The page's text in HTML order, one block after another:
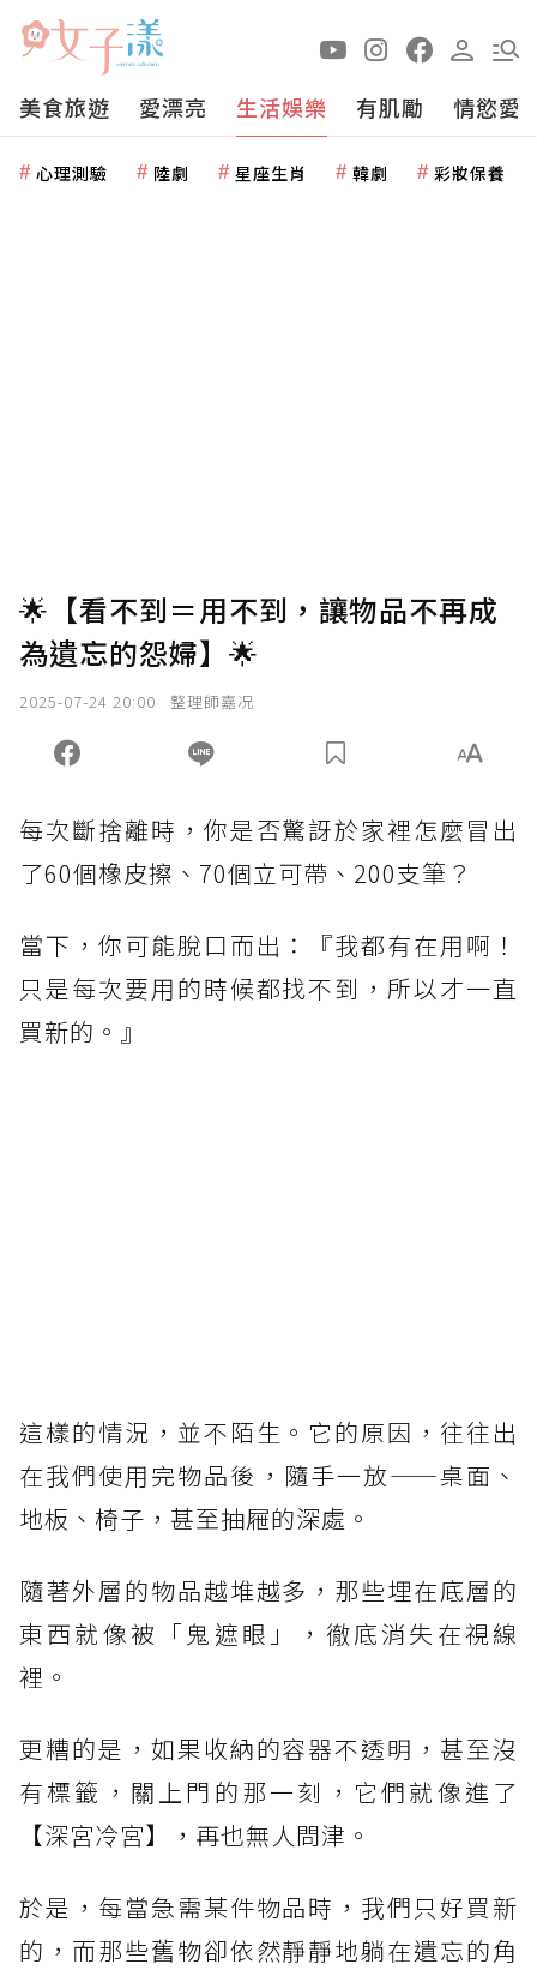
美食旅遊 愛漂亮 生活娛樂 有肌勵 情慾愛
心理測驗 陸劇 星座生肖 韓劇 彩妝保養
🌟【看不到＝用不到，讓物品不再成
為遺忘的怨婦】🌟
2025-07-24 20:00 整理師嘉况
每次斷捨離時，你是否驚訝於家裡怎麼冒出
了60個橡皮擦、70個立可帶、200支筆？
當下，你可能脫口而出：『我都有在用啊！
只是每次要用的時候都找不到，所以才一直
買新的。』
這樣的情況，並不陌生。它的原因，往往出
在我們使用完物品後，隨手一放——桌面、
地板、椅子，甚至抽屜的深處。
隨著外層的物品越堆越多，那些埋在底層的
東西就像被「鬼遮眼」，徹底消失在視線
裡。
更糟的是，如果收納的容器不透明，甚至沒
有標籤，關上門的那一刻，它們就像進了
【深宮冷宮】，再也無人問津。
於是，每當急需某件物品時，我們只好買新
的，而那些舊物卻依然靜靜地躺在遺忘的角